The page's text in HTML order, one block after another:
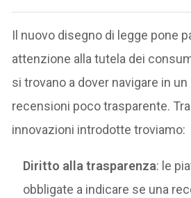
Il nuovo disegno di legge pone
attenzione alla tutela dei
si trovano a dover navigare in
recensioni poco trasparente.
innovazioni introdotte troviamo:
Diritto alla trasparenza: le
obbligate a indicare se una